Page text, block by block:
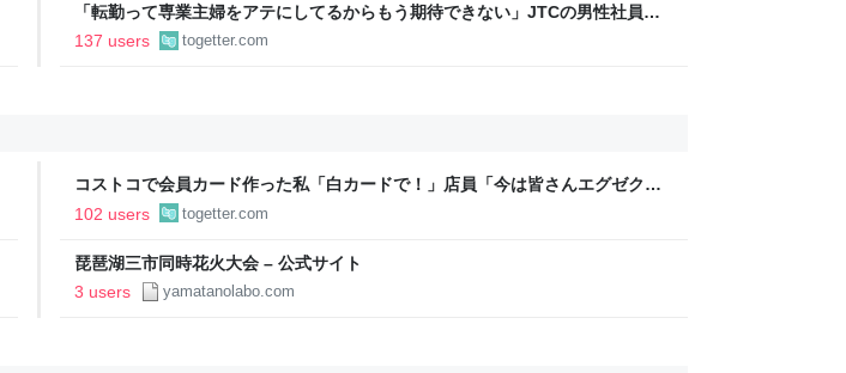
「転勤って専業主婦をアテにしてるからもう期待できない」JTCの男性社員が
転勤を命じられるも「妻は3倍稼いでるので、それなら辞める」と言ったら、転
勤がなくなった
137 users togetter.com
コストコで会員カード作った私「白カードで！」店員「今は皆さんエグゼクテ
ィブカードしか作りませんけど？」→コストコのカード勧誘はやたら圧が強い
102 users togetter.com
琵琶湖三市同時花火大会 – 公式サイト
3 users
yamatanolabo.com